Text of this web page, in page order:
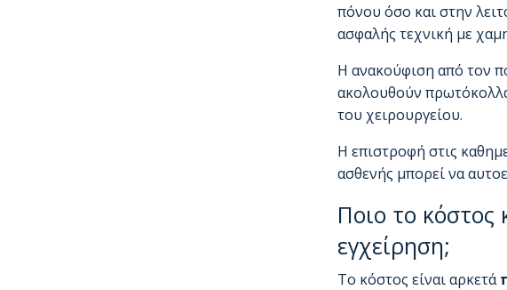
πόνου όσο και στην
ασφαλής τεχνική με
Η ανακούφιση από τον
ακολουθούν
του χειρουργείου.
Η επιστροφή στις
ασθενής μπορεί να
Ποιο το κόστος
εγχείρηση;
Το κόστος είναι αρκετά